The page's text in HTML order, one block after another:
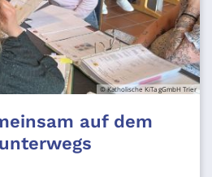
© Katholische KiTa gGmbH Trier
auf dem